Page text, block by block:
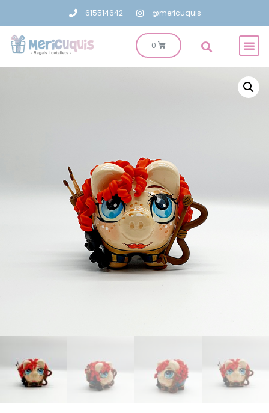
615514642 @mericuquis